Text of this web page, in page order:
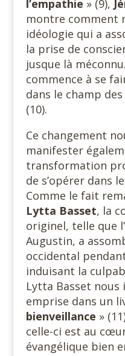
l’empathie » (9),
montre comment
idéologie qui a
la prise de
jusque là
commence à se
dans le champ
(10).
Ce changement
manifester
transformation
de s’opérer dans
Comme le fait
Lytta Basset, la
originel, telle que
Augustin, a
occidental
induisant la
Lytta Basset
emprise dans un
bienveillance »
celle-ci est au
évangélique bien